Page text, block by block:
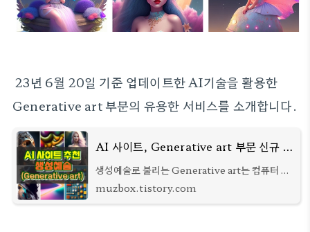
23년 6월 20일 기준 업데이트한 AI기술을 활용한
Generative art 부문의 유용한 서비스를 소개합니다.
AI 사이트, Generative art 부문 신규 업데이트 목록 23.06.20
생성예술로 불리는 Generative art는 컴퓨터 알
고리즘을 사용하여 생성된 예술활동이나 작품을
말합니다. 예술가는 컴퓨터 프로그램을 사용하여
muzbox.tistory.com